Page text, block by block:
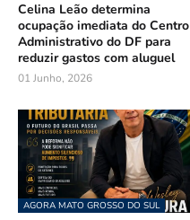
Celina Leão determina
ocupação imediata do Centro
Administrativo do DF para
reduzir gastos com aluguel
01 Junho, 2026
AGORA MATO GROSSO DO SUL